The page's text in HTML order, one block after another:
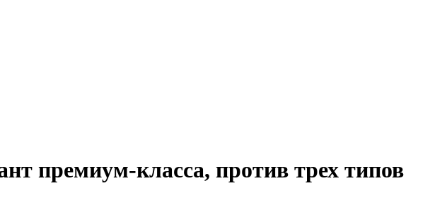
премиум-класса, против трех типов